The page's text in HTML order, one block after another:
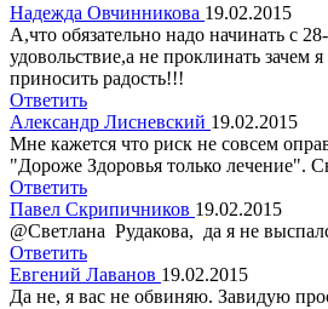
Надежда Овчинникова 19.02.2015
А,что обязательно надо начинать с
удовольствие,а не проклинать
приносить радость!!!
Ответить
Александр Лисневский 19.02.2015
Мне кажется что риск не совсем
"Дороже Здоровья только лечение".
Ответить
Павел Скрипичников 19.02.2015
@Светлана Рудакова, да я не
Ответить
Евгений Лаванов 19.02.2015
Да не, я вас не обвиняю. Завидую